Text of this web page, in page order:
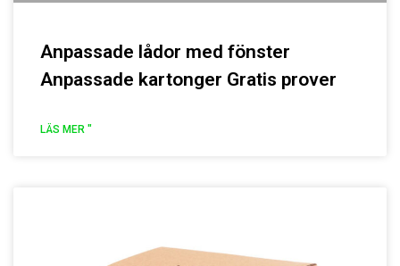
Anpassade lådor med fönster
Anpassade kartonger Gratis prover
LÄS MER "